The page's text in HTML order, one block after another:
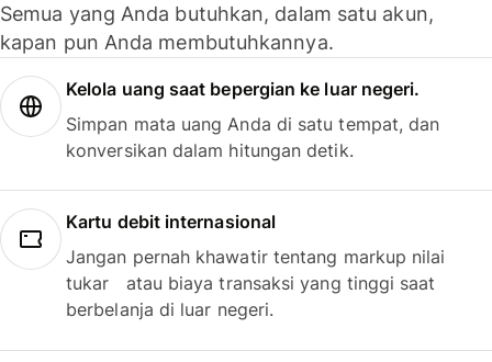
Semua yang Anda butuhkan, dalam satu akun,
kapan pun Anda membutuhkannya.
Kelola uang saat bepergian ke luar negeri.
Simpan mata uang Anda di satu tempat, dan
konversikan dalam hitungan detik.
Kartu debit internasional
Jangan pernah khawatir tentang markup nilai
tukar atau biaya transaksi yang tinggi saat
berbelanja di luar negeri.